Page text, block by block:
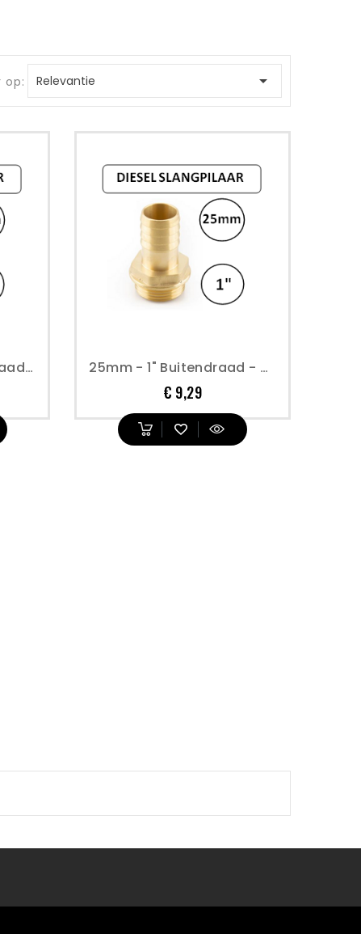
op: Relevantie 
25mm - 3/4" Buitendraad - Messing Slangpilaar Diesel 25mm - 1" Buitendraad - Messing Slangpilaar Diesel
€ 9,29Prijs